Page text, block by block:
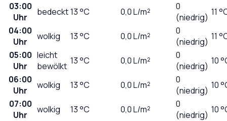
03:00
Uhr
bedeckt13°C 0,0L/m²
0
(niedrig) 11
04:00
Uhr
wolkig 13°C 0,0L/m²
0
(niedrig) 11
05:00
Uhr
leicht
bewölkt 13°C 0,0L/m²
0
(niedrig) 10
06:00
Uhr
wolkig 13°C 0,0L/m²
0
(niedrig) 10
07:00
Uhr
wolkig 13°C 0,0L/m²
0
(niedrig) 10